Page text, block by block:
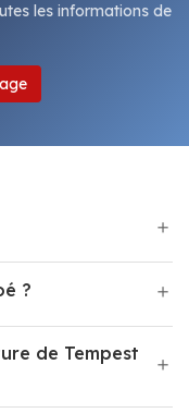
les informations de
?
de Tempest